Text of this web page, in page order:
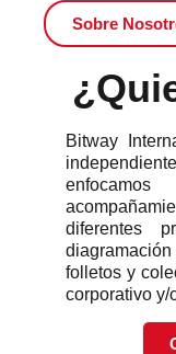
Sobre
Bitway
diferentes
folletos y
corporativo y/